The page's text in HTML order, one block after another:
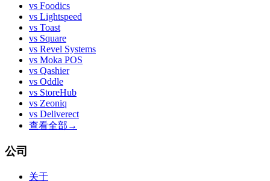
vs Foodics
vs Lightspeed
vs Toast
vs Square
vs Revel Systems
vs Moka POS
vs Qashier
vs Oddle
vs StoreHub
vs Zeoniq
vs Deliverect
查看全部 →
公司
关于